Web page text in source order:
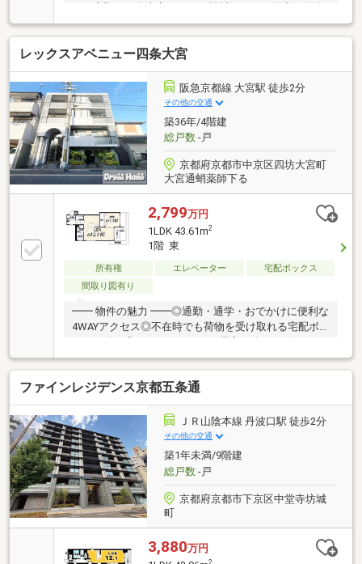
持に期待ができ収益性と資産性のバランスが魅力です
♪「駅地×京都市内×安定需要」初めての不動産投資に
も検討しやすい物件です。現在賃貸中のオーナーチェ
ンジ物件（サブリース中）年間収入490560円（水道基
本料込み）
レックスアベニュー四条大宮
阪急京都線 大宮駅 徒歩2分
その他の交通
築36年/4階建
総戸数-戸
京都府京都市中京区四坊大宮町
大宮通蛸薬師下る
2,799万円
1LDK 43.61m2
1階 東
所有権 エレベーター
宅配ボックス
間取り図有り
━━ 物件の魅力 ━━◎通勤・通学・おでかけに便利な
4WAYアクセス◎不在時でも荷物を受け取れる宅配ボ
ックス付き◎コンパクトながら居室を分けて使える
1LDK……………………………駅やスーパー、コンビニなど毎
日の生活に便利な施設が揃う住環境。洛中小学校まで
徒歩4分と、子育て家庭にも嬉しい立地です。
……………………………━━ 充実の周辺環境 ━━■セブンイ
レブン…徒歩2分■マツモトキヨシ…徒歩2分■ファミリ
ーマート…徒歩4分■京都銀行…徒歩4分■ローソン…徒歩
6分■ライフ…徒歩7分＼お電話不要！簡単ネット予約！
／【来場予約する】より、お問い合わせをください。
ファインレジデンス京都五条通
ＪＲ山陰本線 丹波口駅 徒歩2分
その他の交通
築1年未満/9階建
総戸数-戸
京都府京都市下京区中堂寺坊城
町
3,880万円
2